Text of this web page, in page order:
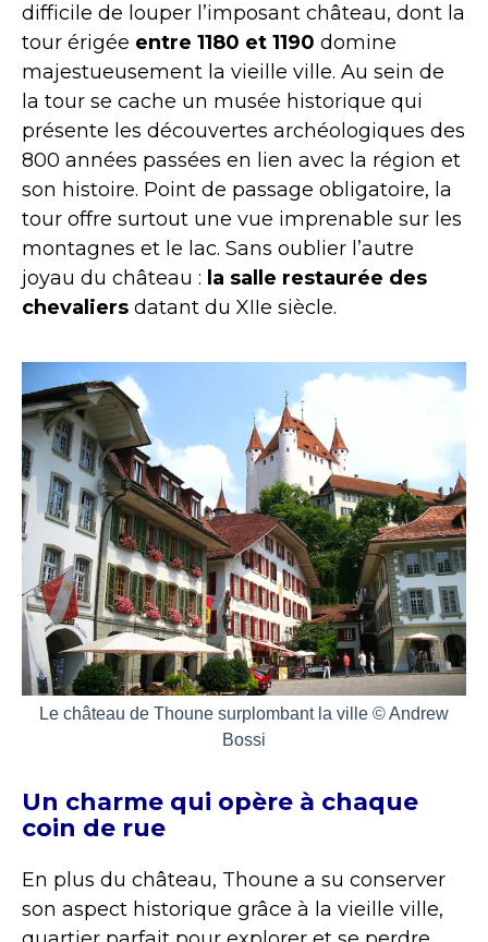
difficile de louper l’imposant château, dont la
tour érigée entre 1180 et 1190 domine
majestueusement la vieille ville. Au sein de
la tour se cache un musée historique qui
présente les découvertes archéologiques des
800 années passées en lien avec la région et
son histoire. Point de passage obligatoire, la
tour offre surtout une vue imprenable sur les
montagnes et le lac. Sans oublier l’autre
joyau du château : la salle restaurée des
chevaliers datant du XIIe siècle.
Le château de Thoune surplombant la ville © Andrew
Bossi
Un charme qui opère à chaque
coin de rue
En plus du château, Thoune a su conserver
son aspect historique grâce à la vieille ville,